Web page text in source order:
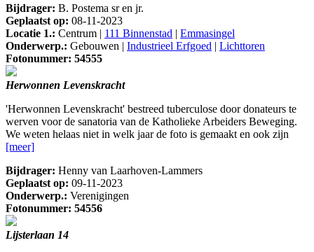
Bijdrager: B. Postema sr en jr.
Geplaatst op: 08-11-2023
Locatie 1.: Centrum | 111 Binnenstad | Emmasingel
Onderwerp.: Gebouwen | Industrieel Erfgoed | Lichttoren
Fotonummer: 54555
Herwonnen Levenskracht
'Herwonnen Levenskracht' bestreed tuberculose door donateurs te
werven voor de sanatoria van de Katholieke Arbeiders Beweging.
We weten helaas niet in welk jaar de foto is gemaakt en ook zijn
[meer]
Bijdrager: Henny van Laarhoven-Lammers
Geplaatst op: 09-11-2023
Onderwerp.: Verenigingen
Fotonummer: 54556
Lijsterlaan 14